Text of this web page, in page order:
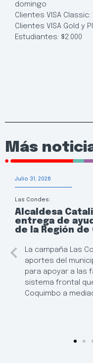
domingo
Clientes VISA
Clientes VISA Gold y
Estudiantes: $2.000
Más
Julio 31, 2026
Las Condes:
Alcaldesa
entrega de
de la Región de
La campaña Las
aportes del
para apoyar a las
sistema frontal
Coquimbo a